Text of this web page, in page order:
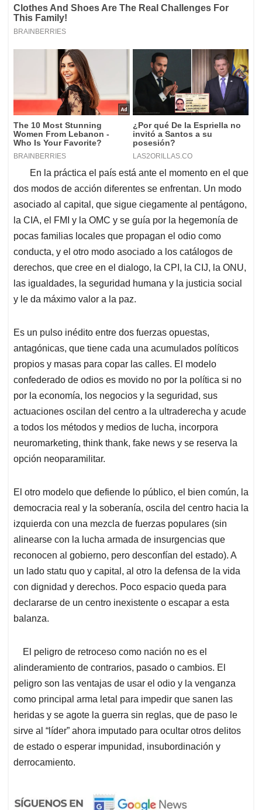
En la práctica el país está ante el momento en el que
dos modos de acción diferentes se enfrentan. Un modo
asociado al capital, que sigue ciegamente al pentágono,
la CIA, el FMI y la OMC y se guía por la hegemonía de
pocas familias locales que propagan el odio como
conducta, y el otro modo asociado a los catálogos de
derechos, que cree en el dialogo, la CPI, la CIJ, la ONU,
las igualdades, la seguridad humana y la justicia social
y le da máximo valor a la paz.
Es un pulso inédito entre dos fuerzas opuestas,
antagónicas, que tiene cada una acumulados políticos
propios y masas para copar las calles. El modelo
confederado de odios es movido no por la política si no
por la economía, los negocios y la seguridad, sus
actuaciones oscilan del centro a la ultraderecha y acude
a todos los métodos y medios de lucha, incorpora
neuromarketing, think thank, fake news y se reserva la
opción neoparamilitar.
El otro modelo que defiende lo público, el bien común, la
democracia real y la soberanía, oscila del centro hacia la
izquierda con una mezcla de fuerzas populares (sin
alinearse con la lucha armada de insurgencias que
reconocen al gobierno, pero desconfían del estado). A
un lado statu quo y capital, al otro la defensa de la vida
con dignidad y derechos. Poco espacio queda para
declararse de un centro inexistente o escapar a esta
balanza.
El peligro de retroceso como nación no es el
alinderamiento de contrarios, pasado o cambios. El
peligro son las ventajas de usar el odio y la venganza
como principal arma letal para impedir que sanen las
heridas y se agote la guerra sin reglas, que de paso le
sirve al “líder” ahora imputado para ocultar otros delitos
de estado o esperar impunidad, insubordinación y
derrocamiento.